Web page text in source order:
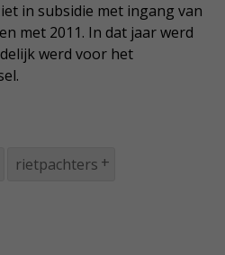
in subsidie met ingang van
met 2011. In dat jaar werd
werd voor het
rietpachters